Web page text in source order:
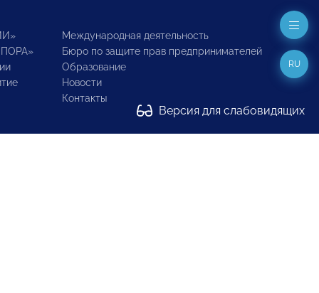
Международная деятельность
Бюро по защите прав предпринимателей
Образование
Новости
Контакты
Версия для слабовидящих
RU